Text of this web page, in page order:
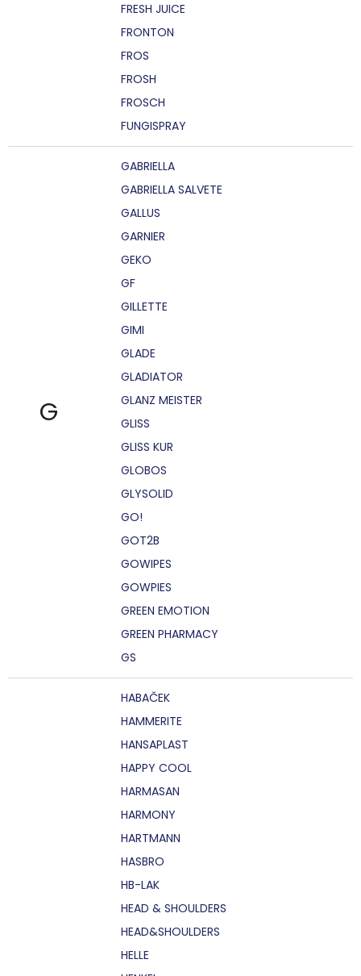
FRESH JUICE
FRONTON
FROS
FROSH
FROSCH
FUNGISPRAY
G
GABRIELLA
GABRIELLA SALVETE
GALLUS
GARNIER
GEKO
GF
GILLETTE
GIMI
GLADE
GLADIATOR
GLANZ MEISTER
GLISS
GLISS KUR
GLOBOS
GLYSOLID
GO!
GOT2B
GOWIPES
GOWPIES
GREEN EMOTION
GREEN PHARMACY
GS
HABAČEK
HAMMERITE
HANSAPLAST
HAPPY COOL
HARMASAN
HARMONY
HARTMANN
HASBRO
HB-LAK
HEAD & SHOULDERS
HEAD&SHOULDERS
HELLE